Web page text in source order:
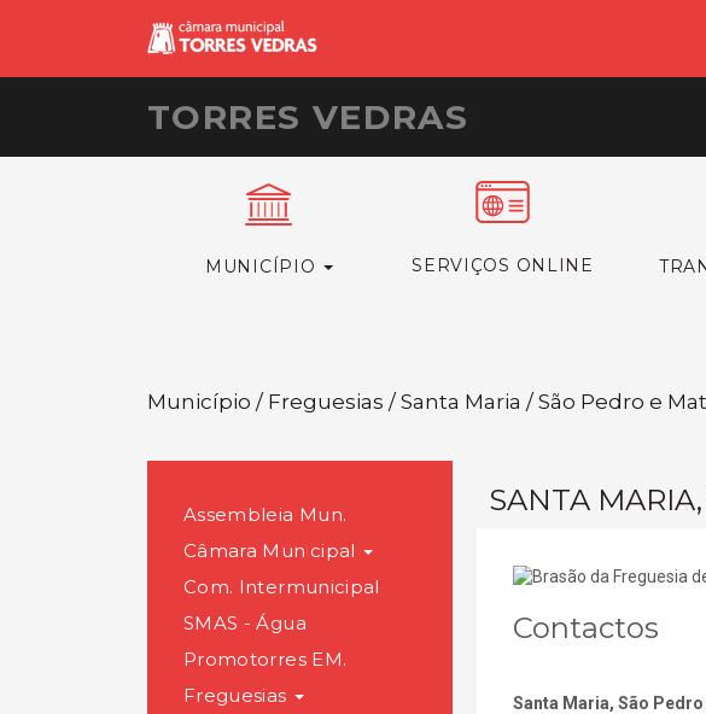
TORRES VEDRAS
MUNICÍPIO SERVIÇOS ONLINE
Município / Freguesias / Santa Maria / São Pedro e
Assembleia Mun.
Câmara Municipal
Com. Intermunicipal
SMAS - Água
Promotorres EM.
Freguesias
SANTA
Contactos
Santa Maria, São